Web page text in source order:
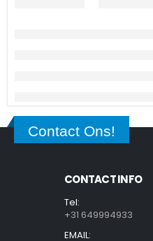
Contact Ons!
CONTACT INFO
Tel:
+31 649994933
EMAIL: